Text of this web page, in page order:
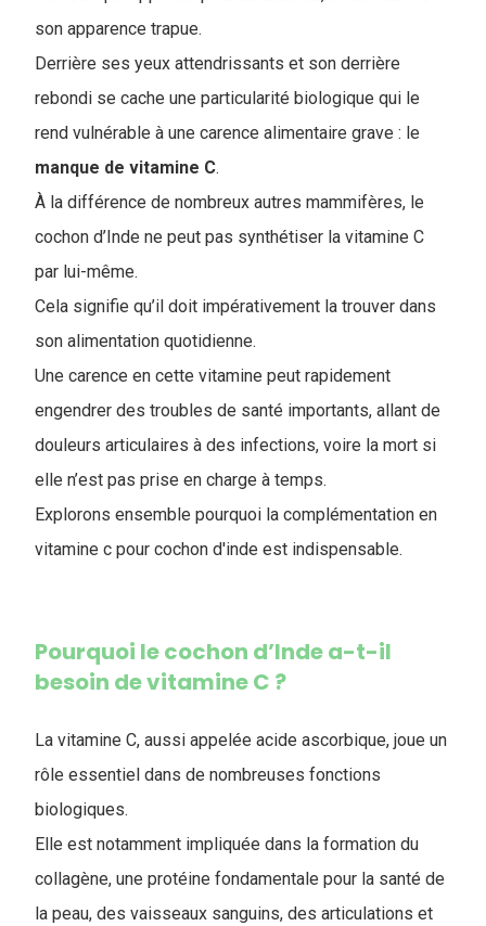
son apparence trapue.
Derrière ses yeux attendrissants et son derrière
rebondi se cache une particularité biologique qui le
rend vulnérable à une carence alimentaire grave : le
manque de vitamine C.
À la différence de nombreux autres mammifères, le
cochon d’Inde ne peut pas synthétiser la vitamine C
par lui-même.
Cela signifie qu’il doit impérativement la trouver dans
son alimentation quotidienne.
Une carence en cette vitamine peut rapidement
engendrer des troubles de santé importants, allant de
douleurs articulaires à des infections, voire la mort si
elle n’est pas prise en charge à temps.
Explorons ensemble pourquoi la complémentation en
vitamine c pour cochon d'inde est indispensable.
Pourquoi le cochon d’Inde a-t-il
besoin de vitamine C ?
La vitamine C, aussi appelée acide ascorbique, joue un
rôle essentiel dans de nombreuses fonctions
biologiques.
Elle est notamment impliquée dans la formation du
collagène, une protéine fondamentale pour la santé de
la peau, des vaisseaux sanguins, des articulations et